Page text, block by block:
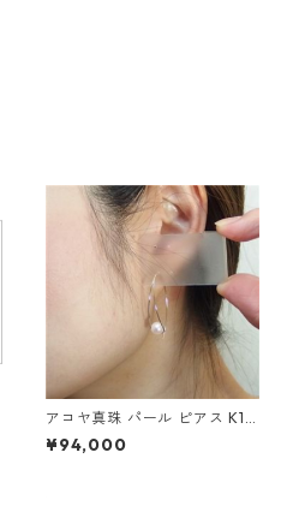
アコヤ真珠 パール ピアス K18
イエローゴールド ジプシー フ
ック ピアス 7mm 7ミリ珠 あ
¥94,000